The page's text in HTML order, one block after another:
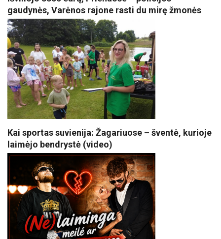
gaudynės, Varėnos rajone rasti du mirę žmonės
Kai sportas suvienija: Žagariuose – šventė, kurioje
laimėjo bendrystė (video)